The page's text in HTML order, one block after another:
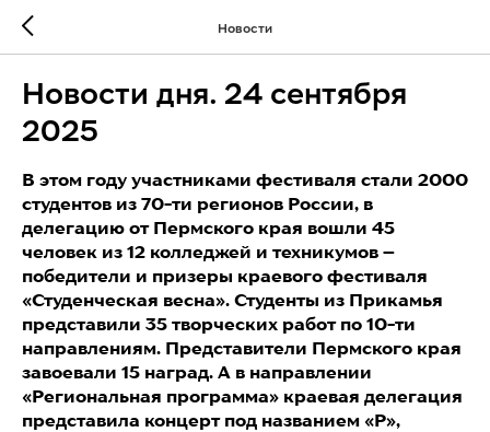
Новости
Новости дня. 24 сентября
2025
В этом году участниками фестиваля стали 2000
студентов из 70-ти регионов России, в
делегацию от Пермского края вошли 45
человек из 12 колледжей и техникумов –
победители и призеры краевого фестиваля
«Студенческая весна». Студенты из Прикамья
представили 35 творческих работ по 10-ти
направлениям. Представители Пермского края
завоевали 15 наград. А в направлении
«Региональная программа» краевая делегация
представила концерт под названием «Р»,